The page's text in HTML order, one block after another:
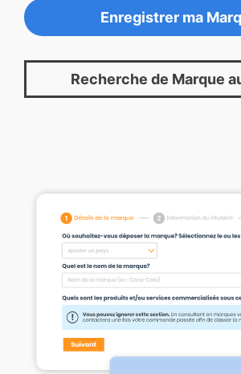
Enregistrer ma
Recherche de Marque